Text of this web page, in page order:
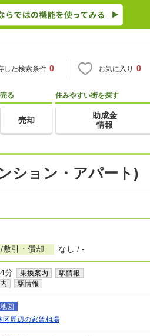
した検索条件 0 お気に入り 0
売る
売却
住みやすい街を探す
助成金
情報
ション・アパート)
敷引・償却 なし / -
分 乗換案内 駅情報
駅情報
図
区周辺の家賃相場